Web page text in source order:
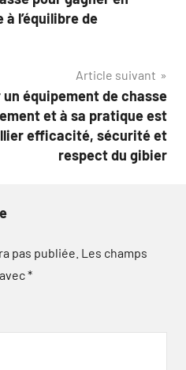
l’équilibre de
Article suivant
équipement de chasse
et à sa pratique est
efficacité, sécurité et
respect du gibier
pas publiée. Les champs
*